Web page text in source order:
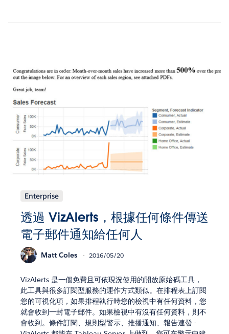
Enterprise
透過 VizAlerts，根據任何條件傳送
電子郵件通知給任何人
Matt Coles 2016/05/20
VizAlerts 是一個免費且可依現況使用的開放原始碼工具，
此工具與很多訂閱型服務的運作方式類似。在排程表上訂閱
您的可視化項，如果排程執行時您的檢視中有任何資料，您
就會收到一封電子郵件。如果檢視中有沒有任何資料，則不
會收到。條件訂閱、規則型警示、推播通知、報告連發 -